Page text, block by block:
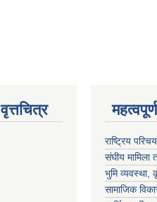
राष्ट्रिय
संघीय मामिला
भुमि व्यवस्था,
सामाजिक